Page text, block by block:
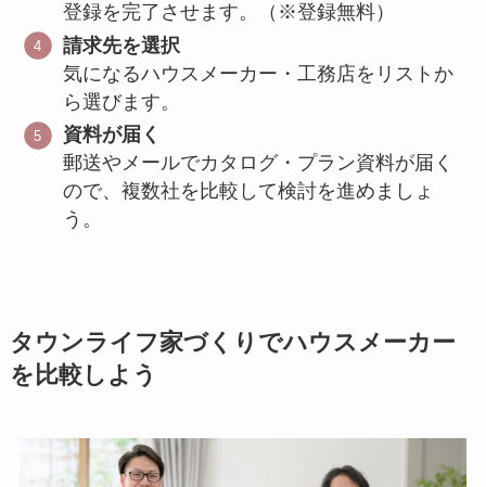
登録を完了させます。（※登録無料）
請求先を選択
気になるハウスメーカー・工務店をリストか
ら選びます。
資料が届く
郵送やメールでカタログ・プラン資料が届く
ので、複数社を比較して検討を進めましょ
う。
タウンライフ家づくりでハウスメーカー
を比較しよう